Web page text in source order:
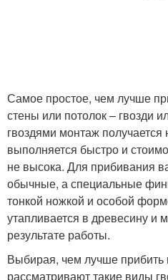
Самое простое, чем лучше
стены или потолок – гвозди
гвоздями монтаж
выполняется быстро и
не высока. Для прибивания
обычные, а специальные
тонкой ножкой и особой
утапливается в древесину и
результате работы.
Выбирая, чем лучше прибить
рассматривают такие виды